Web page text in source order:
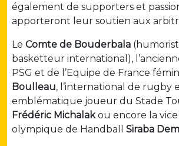
également de supporters et
apporteront leur soutien aux
Le Comte de Bouderbala
basketteur international),
PSG et de l’Equipe de France
Boulleau, l’international de rugby
emblématique joueur du Stade
Frédéric Michalakou encore la
olympique de Handball
Siraba